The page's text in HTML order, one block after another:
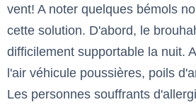
vent! A noter quelques bémols
cette solution. D'abord, le
difficilement supportable la nuit.
l'air véhicule poussières, poils
Les personnes souffrants